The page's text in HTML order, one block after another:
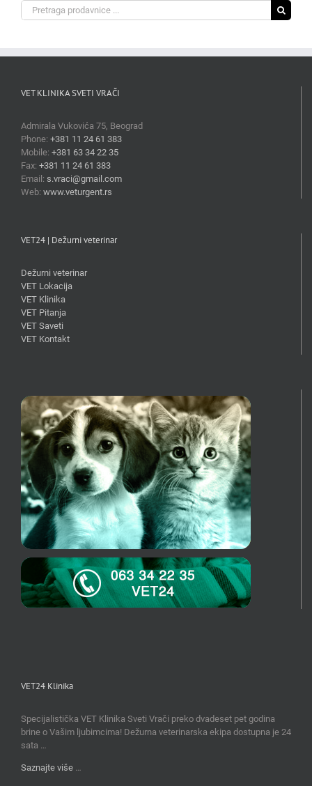
Search
for:
VET KLINIKA SVETI VRAČI
Admirala Vukovića 75, Beograd
Phone: +381 11 24 61 383
Mobile: +381 63 34 22 35
Fax: +381 11 24 61 383
Email: s.vraci@gmail.com
Web: www.veturgent.rs
VET24 | Dežurni veterinar
Dežurni veterinar
VET Lokacija
VET Klinika
VET Pitanja
VET Saveti
VET Kontakt
VET24 Klinika
Specijalistička VET Klinika Sveti Vrači preko dvadeset pet godina
brine o Vašim ljubimcima! Dežurna veterinarska ekipa dostupna je 24
sata …
Saznajte više …